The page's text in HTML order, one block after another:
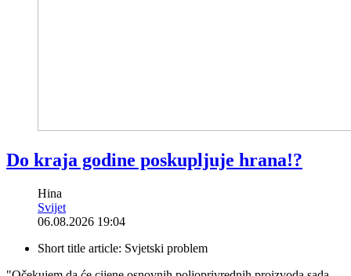
Do kraja godine poskupljuje hrana!?
Hina
Svijet
06.08.2026 19:04
Short title article: Svjetski problem